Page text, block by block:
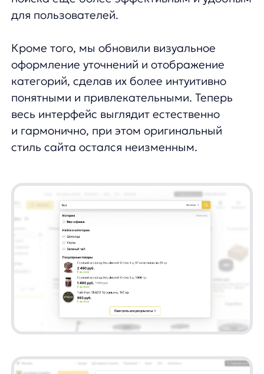
UX-улучшения мобильной версии
Мы поработали и над мобильной версией
Coffeespace. Мы переместили уточнения
в строке поиска на самый верх, перед
подсказками, что упрощает формирование
запроса для кофейных гурманов.
что ищете, просто начните вводить «кофе»,
а умный поисковик автоматически